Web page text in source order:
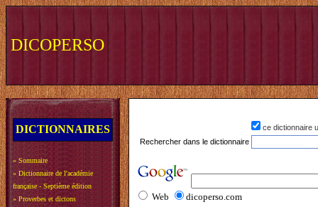
DICOPERSO
DICTIONNAIRES
» Sommaire
» Dictionnaire de l'académie
française - Septième édition
» Proverbes et dictons
ce dictionnaire
Rechercher dans le dictionnaire
Web dicoperso.com